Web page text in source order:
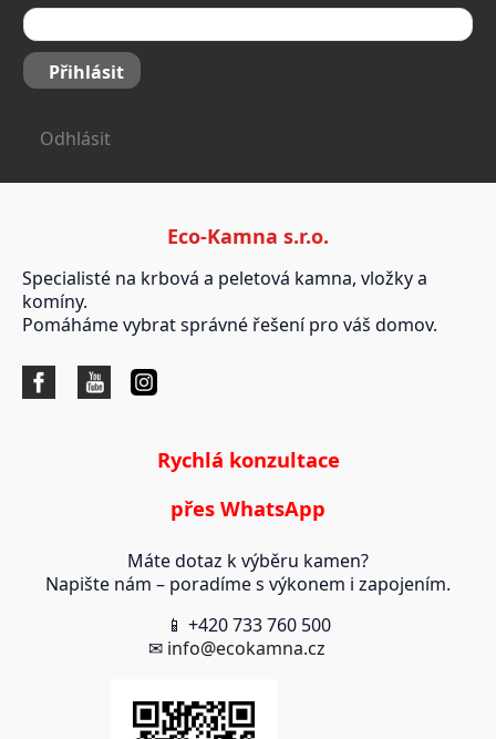
Přihlásit
Odhlásit
Eco-Kamna s.r.o.
Specialisté na krbová a peletová kamna, vložky a
komíny.
Pomáháme vybrat správné řešení pro váš domov.
Rychlá konzultace
přes WhatsApp
Máte dotaz k výběru kamen?
Napište nám – poradíme s výkonem i zapojením.
📱 +420 733 760 500
✉ info@ecokamna.cz